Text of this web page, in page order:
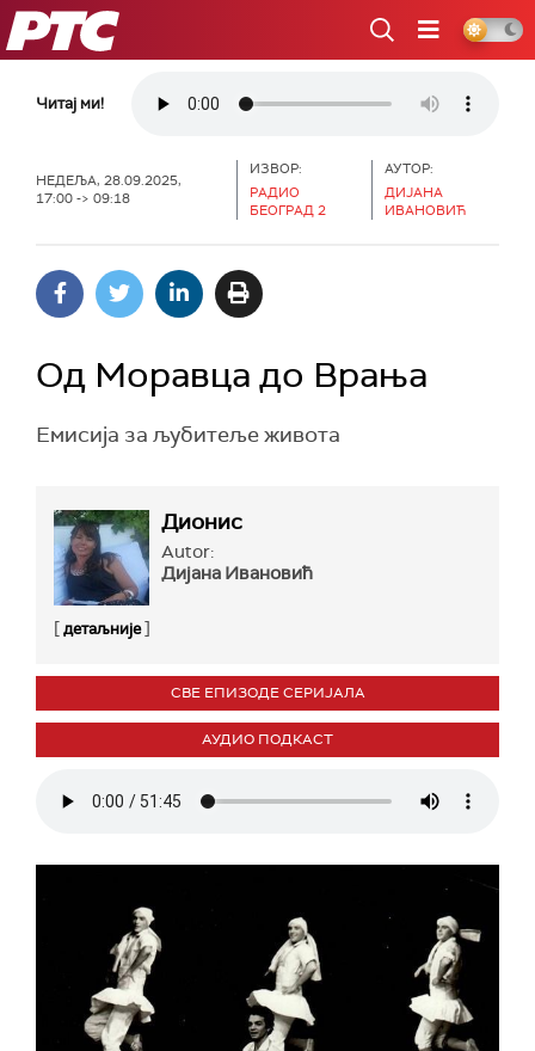
РТС
Читај ми!
НЕДЕЉА, 28.09.2025,
17:00 -> 09:18
ИЗВОР:
РАДИО
БЕОГРАД 2
АУТОР:
ДИЈАНА
ИВАНОВИЋ
Од Моравца до Врања
Емисија за љубитеље живота
Дионис
Autor:
Дијана Ивановић
[детаљније]
СВЕ ЕПИЗОДЕ СЕРИЈАЛА
АУДИО ПОДКАСТ